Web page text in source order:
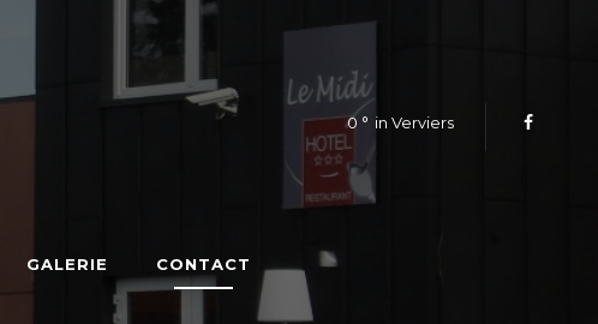
0 in Verviers
GALERIE CONTACT